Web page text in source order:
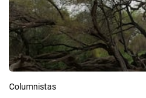
Columnistas